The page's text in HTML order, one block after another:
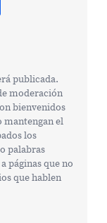
publicada.
moderación
bienvenidos
mantengan el
los
palabras
páginas que no
que hablen